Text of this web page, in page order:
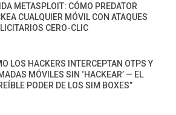
METASPLOIT: CÓMO PREDATOR
CUALQUIER MÓVIL CON ATAQUES
CERO-CLIC
LOS HACKERS INTERCEPTAN OTPS Y
MÓVILES SIN ‘HACKEAR’ — EL
PODER DE LOS SIM BOXES”